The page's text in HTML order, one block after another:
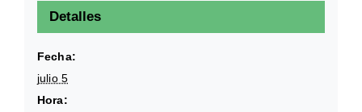
Detalles
Fecha:
julio 5
Hora: